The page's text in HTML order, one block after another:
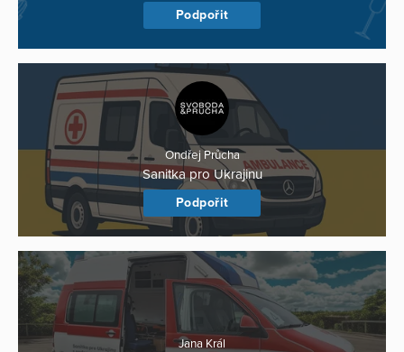
Podpořit
Ondřej Průcha
Sanitka pro Ukrajinu
Podpořit
Jana Král